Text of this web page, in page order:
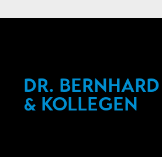
DR.
& KOLLEGEN